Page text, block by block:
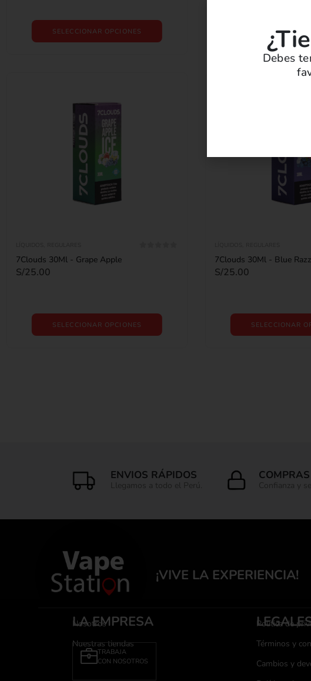
SELECCIONAR OPCIONES SELECCIONAR
7Clouds 30Ml - Grape Apple
S/25.00
SELECCIONAR OPCIONES
7Clouds 30Ml - Blue Razz
S/25.00
SELECCIONAR
ENVIOS RÁPIDOS
Llegamos a todo el Perú. Confianza y
¡VIVE LA EXPERIENCIA!
LA EMPRESA
Nosotros
Nuestras tiendas
TRABAJA
CON NOSOTROS
Política de
Términos y
Cambios y
Debes